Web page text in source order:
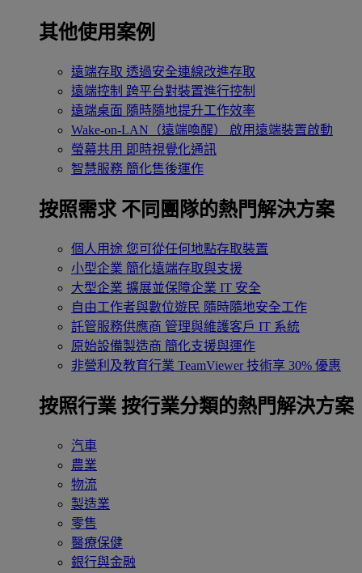
其他使用案例
遠端存取 透過安全連線改進存取
遠端控制 跨平台對裝置進行控制
遠端桌面 隨時隨地提升工作效率
Wake-on-LAN（遠端喚醒）
啟用遠端裝置啟動
螢幕共用 即時視覺化通訊
智慧服務 簡化售後運作
按照需求 不同團隊的熱門解決方案
個人用途 您可從任何地點存取裝置
小型企業 簡化遠端存取與支援
大型企業 擴展並保障企業 IT 安全
自由工作者與數位遊民 隨時隨地安全工作
託管服務供應商 管理與維護客戶 IT 系統
原始設備製造商 簡化支援與運作
非營利及教育行業 TeamViewer 技術享 30% 優惠
按照行業 按行業分類的熱門解決方案
汽車
農業
物流
製造業
零售
醫療保健
銀行與金融